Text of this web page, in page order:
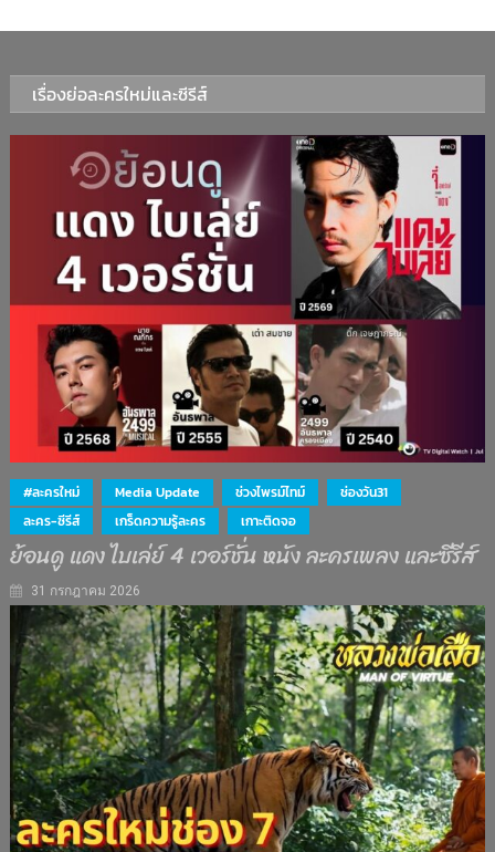
เรื่องย่อละครใหม่และซีรีส์
#ละครใหม่ Media Update ช่วงไพรม์ไทม์
ช่องวัน31
ละคร-ซีรีส์
เกร็ดความรู้ละคร เกาะติดจอ
ย้อนดู แดง ไบเล่ย์ 4 เวอร์ชั่น หนัง ละครเพลง และซีรีส์
31 กรกฎาคม 2026